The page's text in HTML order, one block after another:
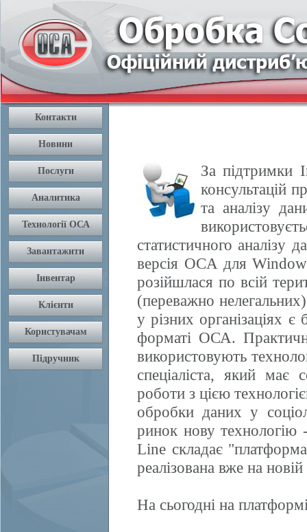
За підтримки
консультацій
та аналізу
статистичного
версія OCA для
розійшлася по всій
(переважно
у різних організаціях є
форматі ОСА.
використовують
спеціаліста, який має
роботи з цією
обробки даних у
ринок нову
Line складає
реалізована вже на
На сьогодні на